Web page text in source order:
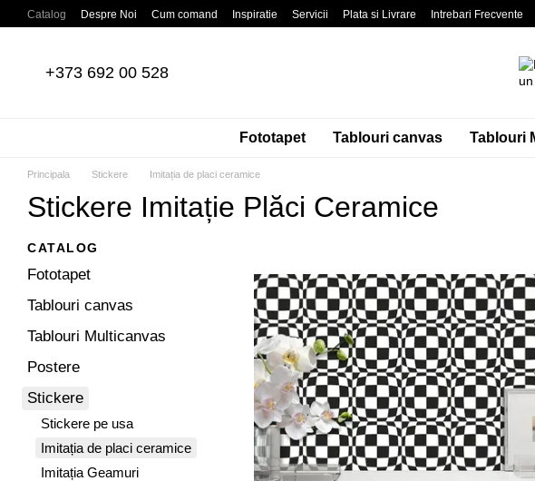
Mergi la conținutul principal
Catalog Despre Noi Cum comand Inspiratie Servicii Plata si Livrare Intrebari Frecvente
+373 692 00 528
Fototapet Tablouri canvas Tablouri
Principala Stickere Imitația de placi ceramice
Stickere Imitație Plăci Ceramice
CATALOG
Fototapet
Tablouri canvas
Tablouri Multicanvas
Postere
Stickere
Stickere pe usa
Imitația de placi ceramice
Imitația Geamuri